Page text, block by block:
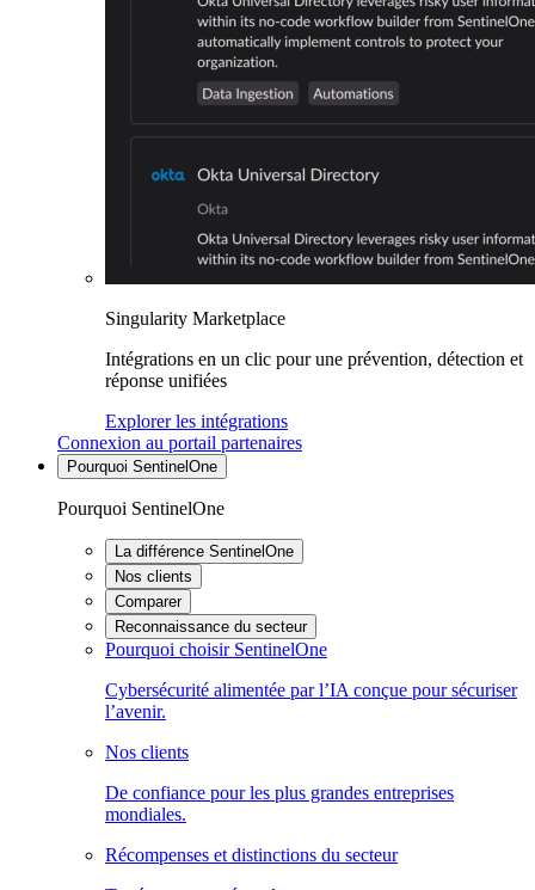
Singularity Marketplace
Intégrations en un clic pour une prévention, détection et
réponse unifiées
Explorer les intégrations
Connexion au portail partenaires
Pourquoi SentinelOne
Pourquoi SentinelOne
La différence SentinelOne
Nos clients
Comparer
Reconnaissance du secteur
Pourquoi choisir SentinelOne
Cybersécurité alimentée par l’IA conçue pour sécuriser
l’avenir.
Nos clients
De confiance pour les plus grandes entreprises
mondiales.
Récompenses et distinctions du secteur